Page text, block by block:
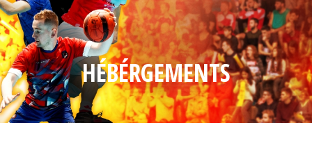
HÉBÉRGEMENTS